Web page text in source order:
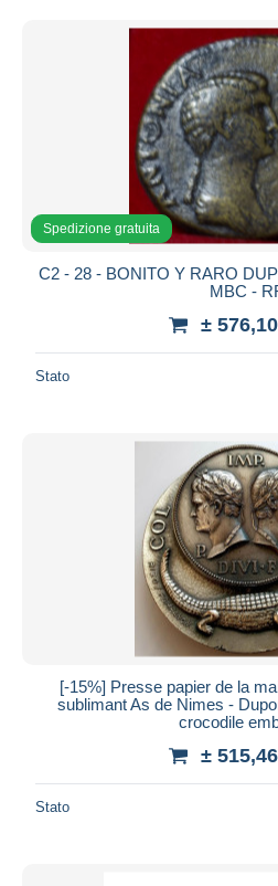
Spedizione gratuita
C2 - 28 - BONITO Y RARO
MBC -
±
Stato
[-15%] Presse papier de la
sublimant As de Nimes -
crocodile
±
Stato